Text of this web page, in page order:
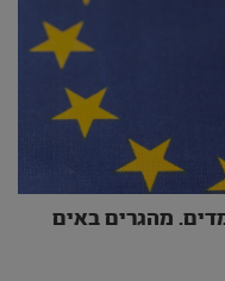
מהגרים באים